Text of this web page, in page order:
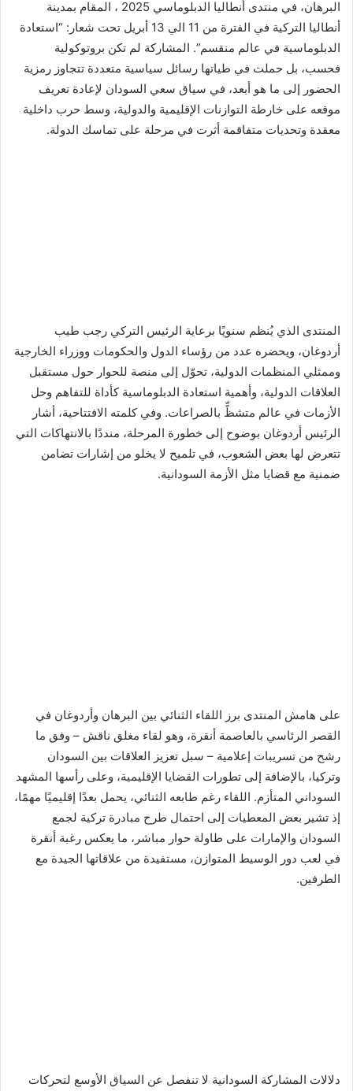
البرهان، في منتدى أنطاليا الدبلوماسي 2025 ، المقام بمدينة
أنطاليا التركية في الفترة من 11 الي 13 أبريل تحت شعار: “استعادة
الدبلوماسية في عالم منقسم”. المشاركة لم تكن بروتوكولية
فحسب، بل حملت في طياتها رسائل سياسية متعددة تتجاوز رمزية
الحضور إلى ما هو أبعد، في سياق سعي السودان لإعادة تعريف
موقعه على خارطة التوازنات الإقليمية والدولية، وسط حرب داخلية
معقدة وتحديات متفاقمة أثرت في مرحلة على تماسك الدولة.
المنتدى الذي يُنظم سنويًا برعاية الرئيس التركي رجب طيب
أردوغان، ويحضره عدد من رؤساء الدول والحكومات ووزراء الخارجية
وممثلي المنظمات الدولية، تحوّل إلى منصة للحوار حول مستقبل
العلاقات الدولية، وأهمية استعادة الدبلوماسية كأداة للتفاهم وحل
الأزمات في عالم متشظٍّ بالصراعات. وفي كلمته الافتتاحية، أشار
الرئيس أردوغان بوضوح إلى خطورة المرحلة، منددًا بالانتهاكات التي
تتعرض لها بعض الشعوب، في تلميح لا يخلو من إشارات تضامن
ضمنية مع قضايا مثل الأزمة السودانية.
على هامش المنتدى برز اللقاء الثنائي بين البرهان وأردوغان في
القصر الرئاسي بالعاصمة أنقرة، وهو لقاء مغلق ناقش – وفق ما
رشح من تسريبات إعلامية – سبل تعزيز العلاقات بين السودان
وتركيا، بالإضافة إلى تطورات القضايا الإقليمية، وعلى رأسها المشهد
السوداني المتأزم. اللقاء رغم طابعه الثنائي، يحمل بعدًا إقليميًا مهمًا،
إذ تشير بعض المعطيات إلى احتمال طرح مبادرة تركية لجمع
السودان والإمارات على طاولة حوار مباشر، ما يعكس رغبة أنقرة
في لعب دور الوسيط المتوازن، مستفيدة من علاقاتها الجيدة مع
الطرفين.
دلالات المشاركة السودانية لا تنفصل عن السياق الأوسع لتحركات